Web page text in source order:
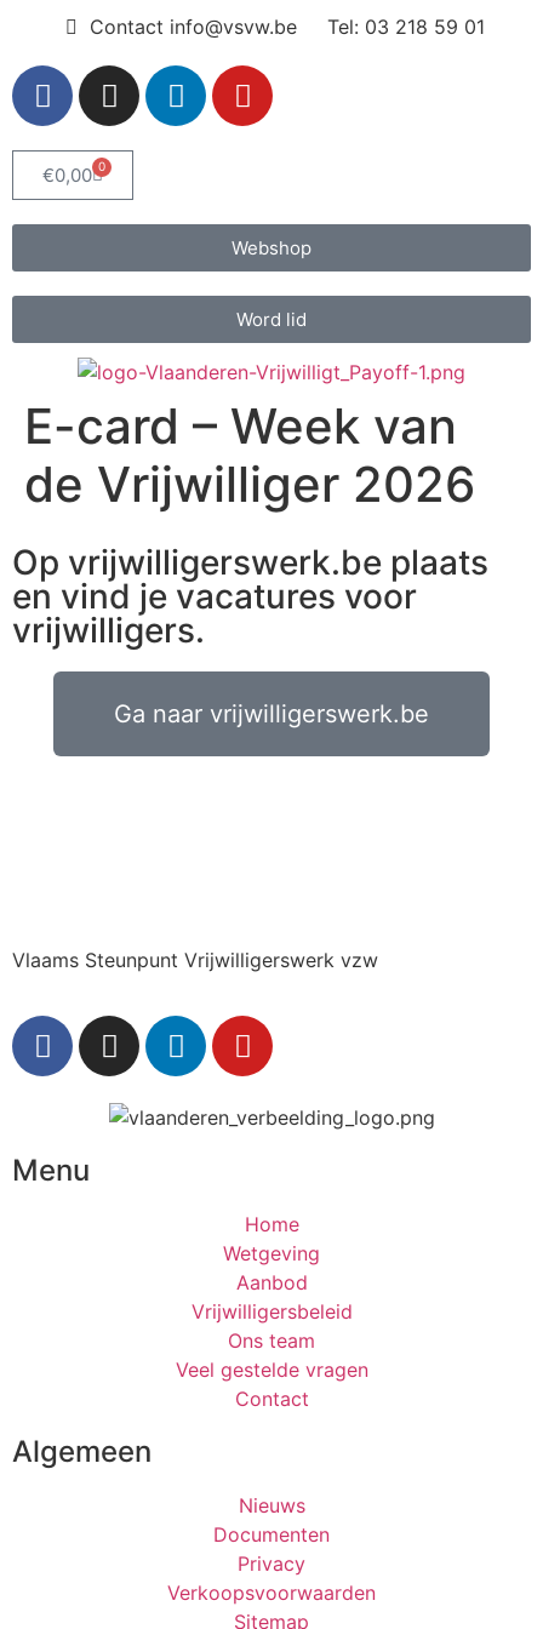
Contact info@vsvw.be Tel: 03 218 59 01
€0,00 0
Webshop
Word lid
E-card – Week van
de Vrijwilliger 2026
Op vrijwilligerswerk.be plaats
en vind je vacatures voor
vrijwilligers.
Ga naar vrijwilligerswerk.be
Vlaams Steunpunt Vrijwilligerswerk vzw
Menu
Home
Wetgeving
Aanbod
Vrijwilligersbeleid
Ons team
Veel gestelde vragen
Contact
Algemeen
Nieuws
Documenten
Privacy
Verkoopsvoorwaarden
Sitemap